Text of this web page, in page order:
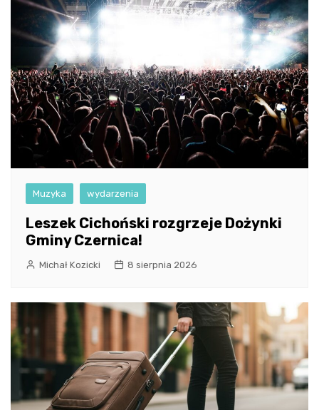
Muzyka wydarzenia
Leszek Cichoński rozgrzeje Dożynki
Gminy Czernica!
Michał Kozicki 8 sierpnia 2026